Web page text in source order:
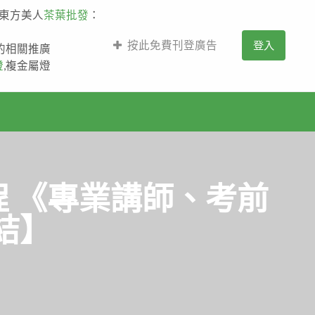
方美人 茶葉批發 ：
相關推廣
,複金屬燈
按此免費刊登廣告 登入
《專業講師、考前